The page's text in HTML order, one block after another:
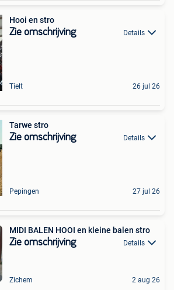
Hooi en stro
Zie omschrijving Details
Tielt 26 jul 26
Tarwe stro
Zie omschrijving Details
Pepingen 27 jul 26
MIDI BALEN HOOI en kleine balen stro
Zie omschrijving Details
Zichem 2 aug 26